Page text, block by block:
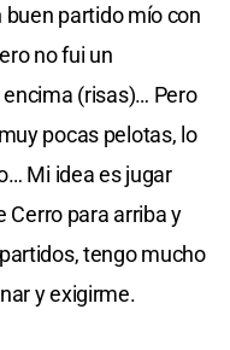
buen partido mío con
no fui un
(risas)… Pero
pocas pelotas, lo
Mi idea es jugar
Cerro para arriba y
tengo mucho
y exigirme.